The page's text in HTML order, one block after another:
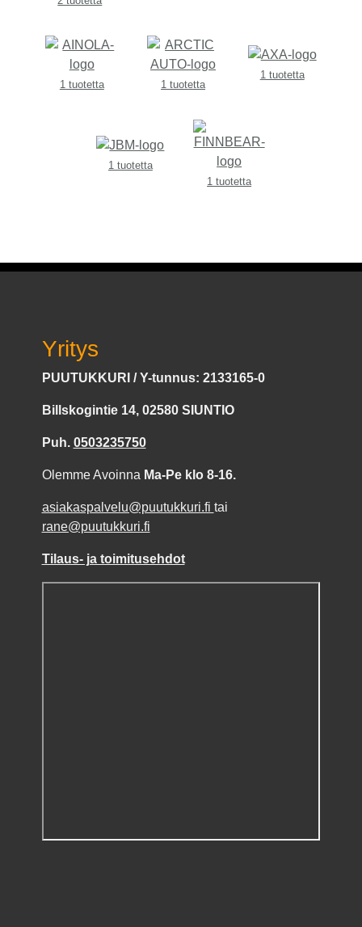
1 tuotetta 1 tuotetta
1 tuotetta
1 tuotetta
1 tuotetta
Yritys
PUUTUKKURI / Y-tunnus: 2133165-0
Billskogintie 14, 02580 SIUNTIO
Puh. 0503235750
Olemme Avoinna Ma-Pe klo 8-16.
asiakaspalvelu@puutukkuri.fi tai
rane@puutukkuri.fi
Tilaus- ja toimitusehdot